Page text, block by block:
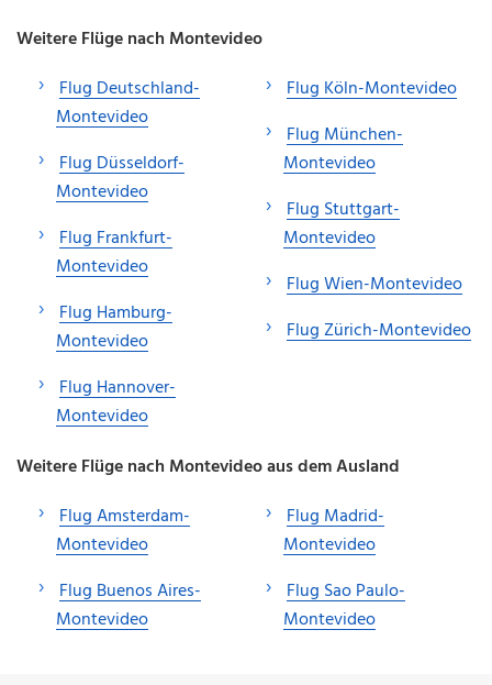
Weitere Flüge nach Montevideo
Flug Deutschland-
Montevideo
Flug Düsseldorf-
Montevideo
Flug Frankfurt-
Montevideo
Flug Hamburg-
Montevideo
Flug Hannover-
Montevideo
Flug Köln-Montevideo
Flug München-
Montevideo
Flug Stuttgart-
Montevideo
Flug Wien-Montevideo
Flug Zürich-Montevideo
Weitere Flüge nach Montevideo aus dem Ausland
Flug Amsterdam-
Montevideo
Flug Buenos Aires-
Montevideo
Flug Madrid-
Montevideo
Flug Sao Paulo-
Montevideo